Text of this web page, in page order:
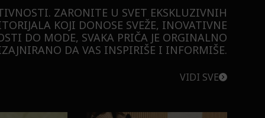
ZARONITE U SVET EKSKLUZIVNIH
KOJI DONOSE SVEŽE, INOVATIVNE
DO MODE, SVAKA PRIČA JE ORGINALNO
DA VAS INSPIRIŠE I INFORMIŠE.
VIDI SVE